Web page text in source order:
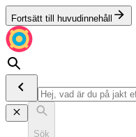
Fortsätt till huvudinnehåll
Sök